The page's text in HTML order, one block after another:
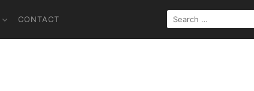
CONTACT
SEARCH
FOR: